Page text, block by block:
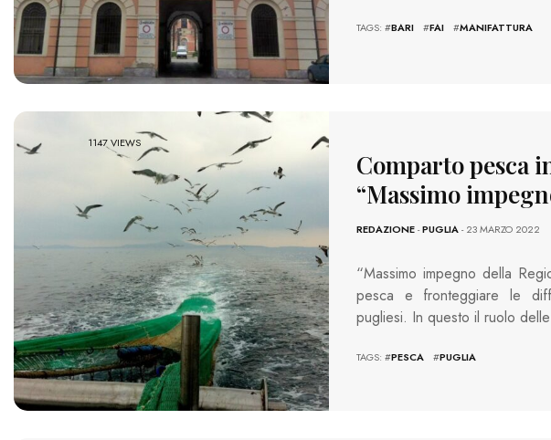
TAGS: #BARI #FAI #MANIFATTURA
1147 VIEWS
Comparto pesca
“Massimo
REDAZIONE-PUGLIA- 23 MARZO 2022
“Massimo impegno della
pesca e fronteggiare le
pugliesi. In questo il ruolo
TAGS: #PESCA #PUGLIA